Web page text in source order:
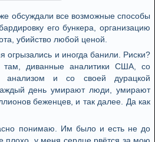
обсуждали все возможные способы
его бункера, организацию
убийство любой ценой.
огрызались и иногда банили. Риски?
там, диванные аналитики США, со
анализом и со своей дурацкой
день умирают люди, умирают
беженцев, и так далее. Да как
понимаю. Им было и есть не до